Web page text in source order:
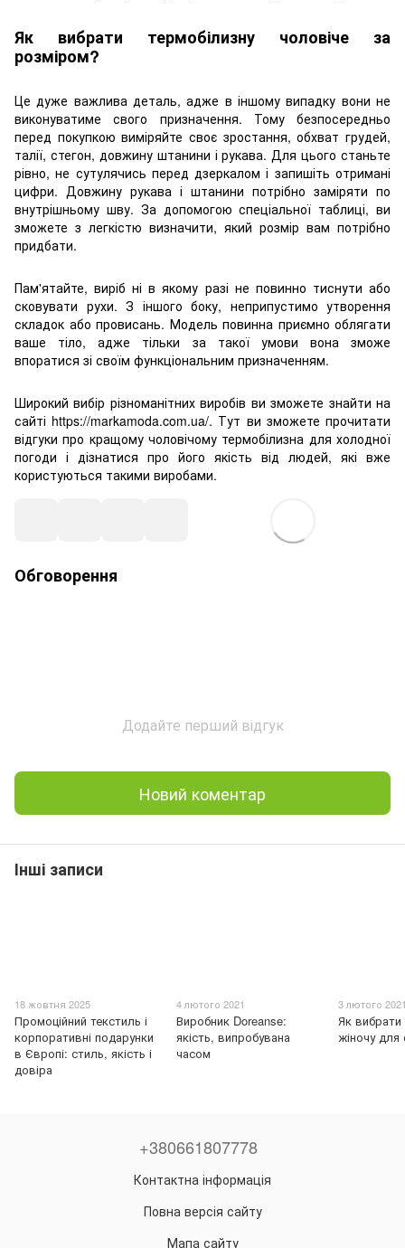
Як вибрати термобілизну чоловіче за
розміром?
Це дуже важлива деталь, адже в іншому випадку вони не
виконуватиме свого призначення. Тому безпосередньо
перед покупкою виміряйте своє зростання, обхват грудей,
талії, стегон, довжину штанини і рукава. Для цього станьте
рівно, не сутулячись перед дзеркалом і запишіть отримані
цифри. Довжину рукава і штанини потрібно заміряти по
внутрішньому шву. За допомогою спеціальної таблиці, ви
зможете з легкістю визначити, який розмір вам потрібно
придбати.
Пам'ятайте, виріб ні в якому разі не повинно тиснути або
сковувати рухи. З іншого боку, неприпустимо утворення
складок або провисань. Модель повинна приємно облягати
ваше тіло, адже тільки за такої умови вона зможе
впоратися зі своїм функціональним призначенням.
Широкий вибір різноманітних виробів ви зможете знайти на
сайті https://markamoda.com.ua/. Тут ви зможете прочитати
відгуки про кращому чоловічому термобілизна для холодної
погоди і дізнатися про його якість від людей, які вже
користуються такими виробами.
Обговорення
Додайте перший відгук
Новий коментар
Інші записи
18 жовтня 2025
Промоційний текстиль і
корпоративні подарунки
в Європі: стиль, якість і
довіра
4 лютого 2021
Виробник Doreanse:
якість, випробувана
часом
3 лютого
Як вибрати
жіночу для
+380661807778
Контактна інформація
Повна версія сайту
Мапа сайту